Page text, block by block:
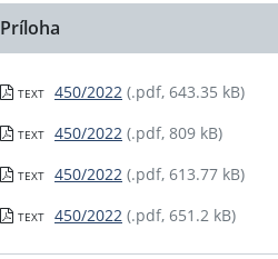
Príloha
TEXT 450/2022 (.pdf, 643.35 kB)
TEXT 450/2022 (.pdf, 809 kB)
TEXT 450/2022 (.pdf, 613.77 kB)
TEXT 450/2022 (.pdf, 651.2 kB)